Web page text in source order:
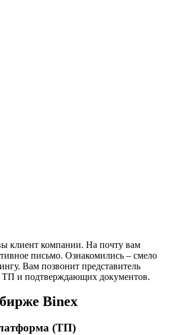
клиент компании. На почту вам
письмо. Ознакомились – смело
Вам позвонит представитель
и подтверждающих документов.
Binex
платформа (ТП)